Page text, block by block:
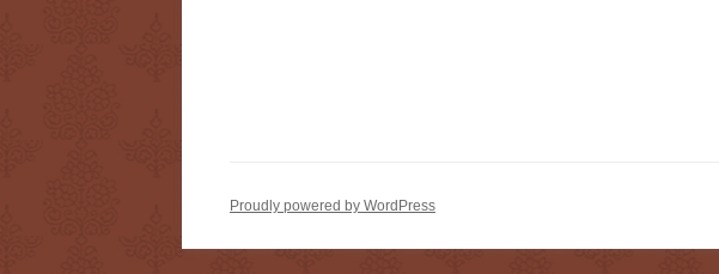
Proudly powered by WordPress